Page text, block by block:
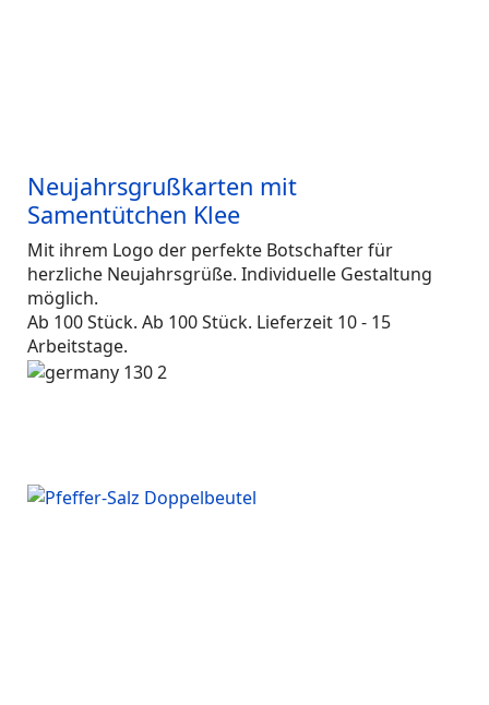
Neujahrsgrußkarten mit
Samentütchen Klee
Mit ihrem Logo der perfekte Botschafter für
herzliche Neujahrsgrüße. Individuelle Gestaltung
möglich.
Ab 100 Stück. Ab 100 Stück. Lieferzeit 10 - 15
Arbeitstage.